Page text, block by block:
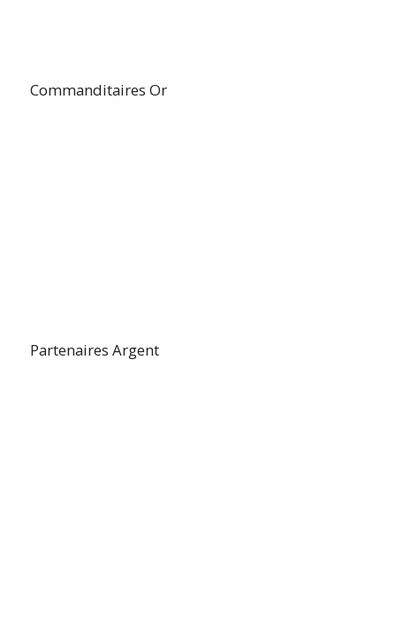
Commanditaires Or
Partenaires Argent